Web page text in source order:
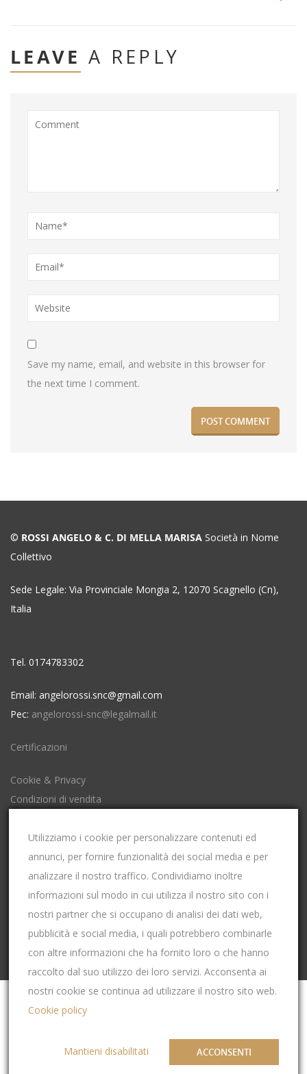
LEAVE A REPLY
Save my name, email, and website in this browser for
the next time I comment.
© ROSSI ANGELO & C. DI MELLA MARISA Società in Nome
Collettivo
Sede Legale: Via Provinciale Mongia 2, 12070 Scagnello (Cn),
Italia
Tel. 0174783302
Email: angelorossi.snc@gmail.com
Pec: angelorossi-snc@legalmail.it
Certificazioni
Cookie & Privacy
Condizioni di vendita
P.Iva: 00653600049
Codice Fiscale: 00653600049
Iscrizione al registro imprese di CUNEO
REA: CN-115158
Utilizziamo i cookie per personalizzare contenuti ed
annunci, per fornire funzionalità dei social media e per
analizzare il nostro traffico. Condividiamo inoltre
informazioni sul modo in cui utilizza il nostro sito con i
nostri partner che si occupano di analisi dei dati web,
pubblicità e social media, i quali potrebbero combinarle
con altre informazioni che ha fornito loro o che hanno
raccolto dal suo utilizzo dei loro servizi. Acconsenta ai
nostri cookie se continua ad utilizzare il nostro sito web.
Cookie policy
ACCONSENTI
Mantieni disabilitati